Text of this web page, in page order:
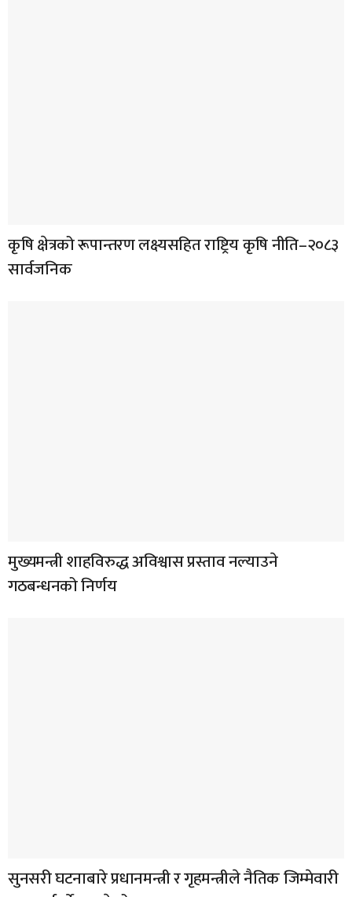
कृषि क्षेत्रको रूपान्तरण लक्ष्यसहित राष्ट्रिय कृषि नीति–२०८३
सार्वजनिक
मुख्यमन्त्री शाहविरुद्ध अविश्वास प्रस्ताव नल्याउने
गठबन्धनको निर्णय
सुनसरी घटनाबारे प्रधानमन्त्री र गृहमन्त्रीले नैतिक जिम्मेवारी